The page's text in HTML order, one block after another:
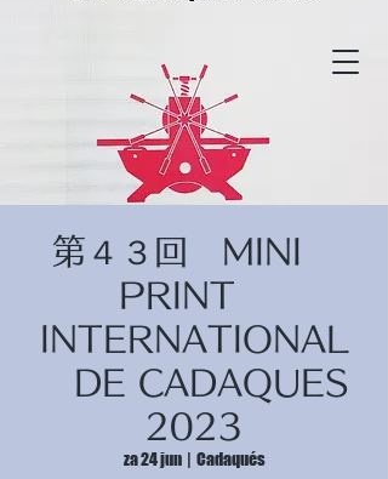
© Copyright
© Copyright
第４３回 MINI
PRINT
INTERNATIONAL
DE CADAQUES
2023
za 24 jun
  |
Cadaqués